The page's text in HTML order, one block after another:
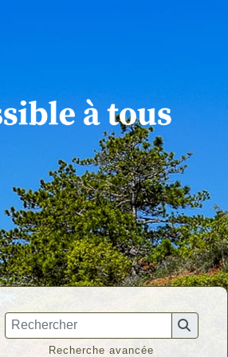
Recherche avancée